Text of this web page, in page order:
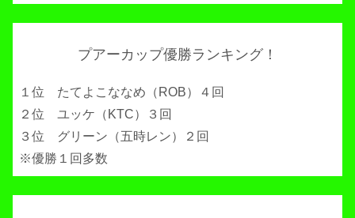
プアーカップ優勝ランキング！
１位 たてよこななめ（ROB）４回
２位 ユッケ（KTC）３回
３位 グリーン（五時レン）２回
※優勝１回多数